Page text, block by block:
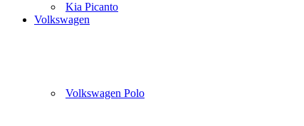
Kia Picanto
Volkswagen
Volkswagen Polo